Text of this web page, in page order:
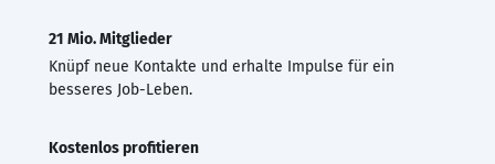
21 Mio. Mitglieder
Knüpf neue Kontakte und erhalte Impulse für ein
besseres Job-Leben.
Kostenlos profitieren